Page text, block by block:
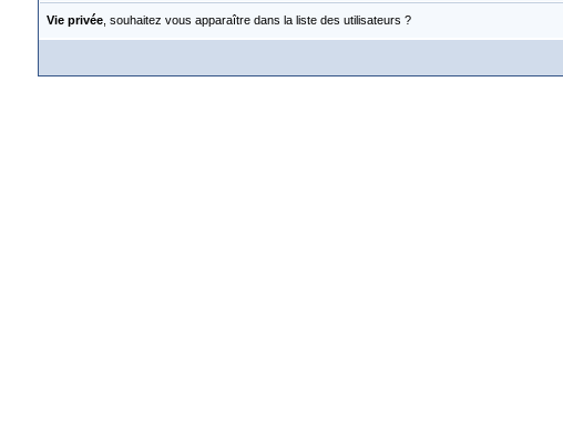
Vie privée, souhaitez vous apparaître dans la liste des utilisateurs ?